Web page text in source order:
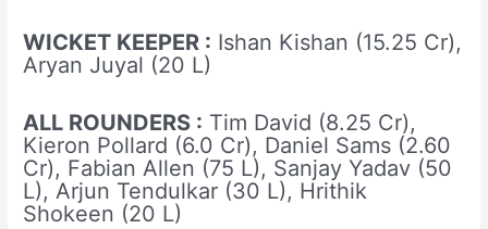
WICKET KEEPER : Ishan Kishan (15.25 Cr),
Aryan Juyal (20 L)
ALL ROUNDERS : Tim David (8.25 Cr),
Kieron Pollard (6.0 Cr), Daniel Sams (2.60
Cr), Fabian Allen (75 L), Sanjay Yadav (50
L), Arjun Tendulkar (30 L), Hrithik
Shokeen (20 L)